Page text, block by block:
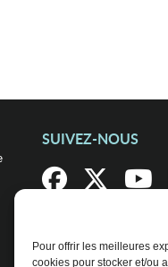
Pour offrir les meilleures
cookies pour stocker et/ou
SUIVEZ-NOUS